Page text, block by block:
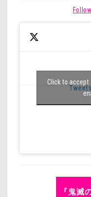
Tweets
Click to
『鬼滅